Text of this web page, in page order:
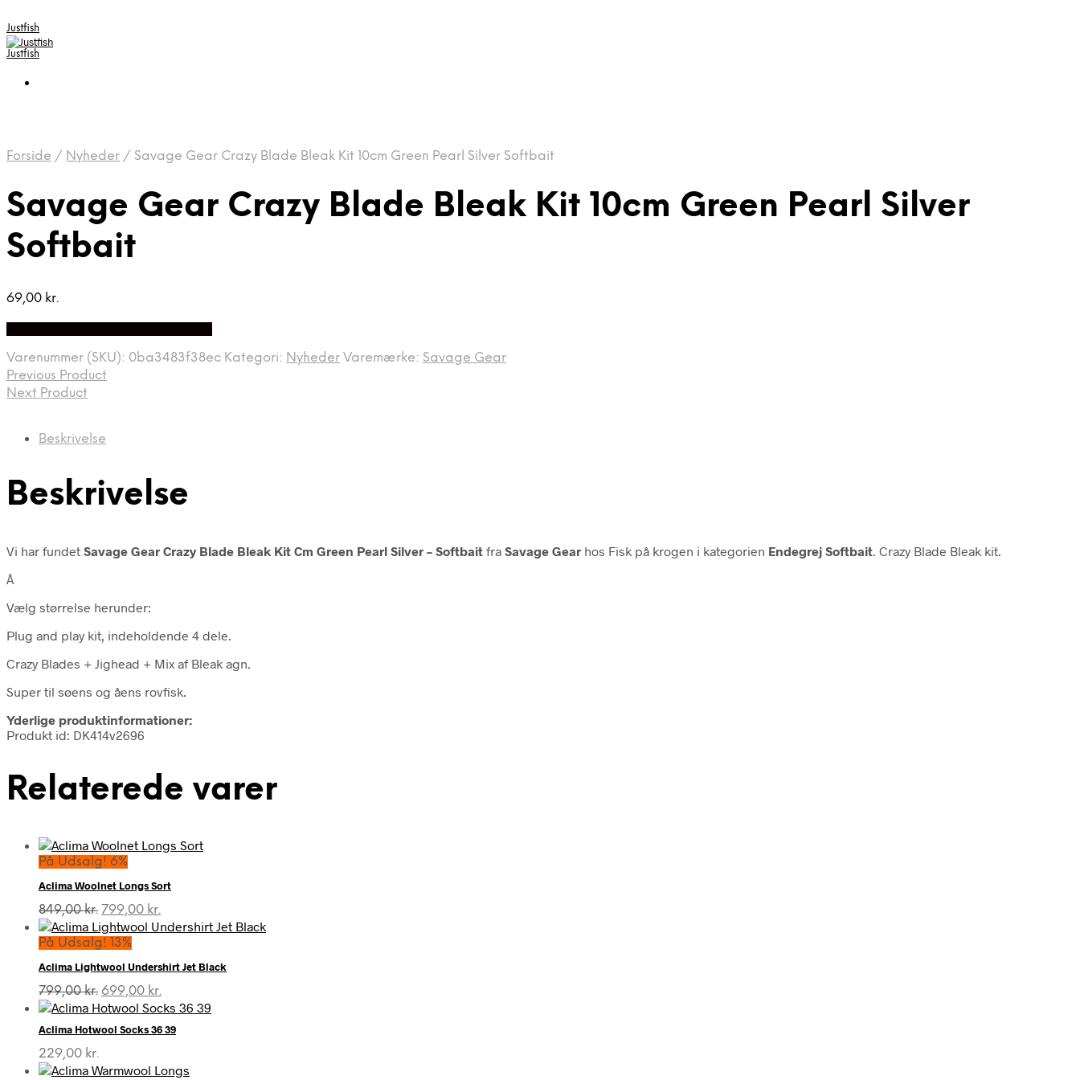
Justfish
Justfish
Forside / Nyheder / Savage Gear Crazy Blade Bleak Kit 10cm Green Pearl Silver Softbait
Savage Gear Crazy Blade Bleak Kit 10cm Green Pearl Silver
Softbait
69,00 kr.
Varenummer (SKU): 0ba3483f38ec Kategori: Nyheder Varemærke: Savage Gear
Previous Product
Next Product
Beskrivelse
Beskrivelse
Vi har fundet Savage Gear Crazy Blade Bleak Kit Cm Green Pearl Silver – Softbait fra Savage Gear hos Fisk på krogen i kategorien Endegrej Softbait . Crazy Blade Bleak kit.
Â
Vælg størrelse herunder:
Plug and play kit, indeholdende 4 dele.
Crazy Blades + Jighead + Mix af Bleak agn.
Super til søens og åens rovfisk.
Yderlige produktinformationer:
Produkt id: DK414v2696
Relaterede varer
På Udsalg! 6%
Aclima Woolnet Longs Sort
849,00kr. Den
oprindelige
pris
849,00 kr..
799,00 kr.
aktuelle
799,00 kr..
På Udsalg! 13%
Aclima Lightwool Undershirt Jet Black
799,00kr. Den
oprindelige
var:
699,00 kr.
aktuelle
er:
Aclima Hotwool Socks 36 39
229,00 kr.